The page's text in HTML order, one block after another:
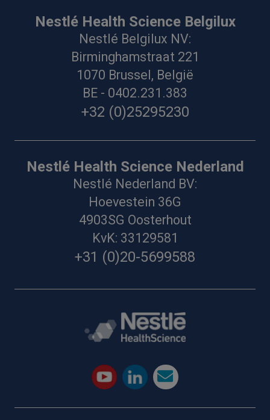
Nestlé Health Science Belgilux
Nestlé Belgilux NV:
Birminghamstraat 221
1070 Brussel, België
BE - 0402.231.383
+32 (0)25295230
Nestlé Health Science Nederland
Nestlé Nederland BV:
Hoevestein 36G
4903SG Oosterhout
KvK: 33129581
+31 (0)20-5699588